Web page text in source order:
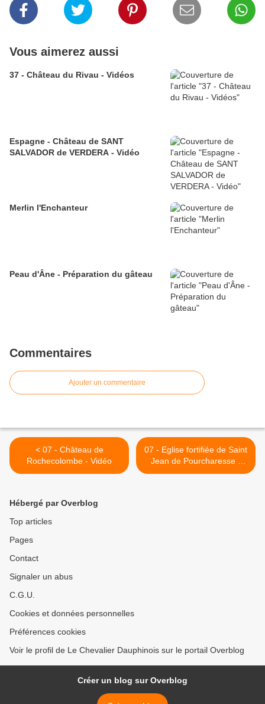
Vous aimerez aussi
37 - Château du Rivau - Vidéos
Espagne - Château de SANT
SALVADOR de VERDERA - Vidéo
Merlin l'Enchanteur
Peau d'Âne - Préparation du gâteau
Commentaires
Ajouter un commentaire
< 07 - Château de
Rochecolombe - Vidéo
07 - Eglise fortifiée de Saint
Jean de Pourcharesse -
Vidéo >
Hébergé par Overblog
Top articles
Pages
Contact
Signaler un abus
C.G.U.
Cookies et données personnelles
Préférences cookies
Voir le profil de Le Chevalier Dauphinois sur le portail Overblog
Créer un blog sur Overblog